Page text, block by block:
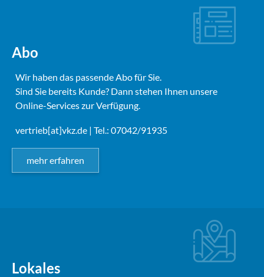
Abo
Wir haben das passende Abo für Sie.
Sind Sie bereits Kunde? Dann stehen Ihnen unsere
Online-Services zur Verfügung.
vertrieb[at]vkz.de | Tel.: 07042/91935
mehr erfahren
Lokales